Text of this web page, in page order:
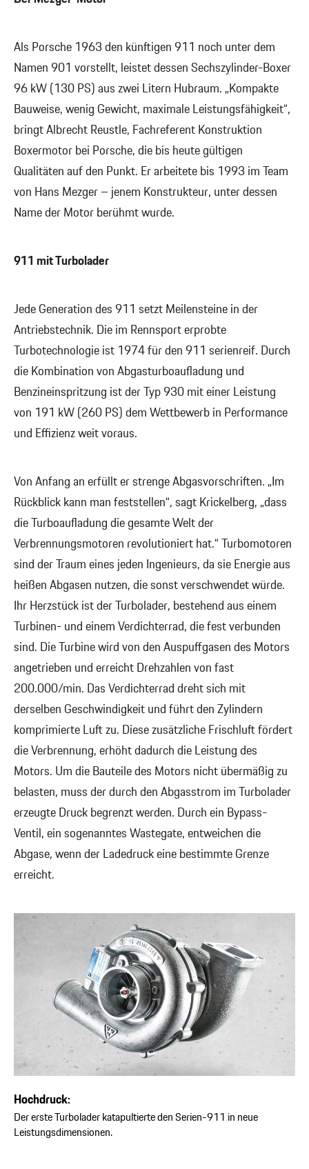
Als Porsche 1963 den künftigen 911 noch unter dem
Namen 901 vorstellt, leistet dessen Sechszylinder-Boxer
96 kW (130 PS) aus zwei Litern Hubraum. „Kompakte
Bauweise, wenig Gewicht, maximale Leistungsfähigkeit“,
bringt Albrecht Reustle, Fachreferent Konstruktion
Boxermotor bei Porsche, die bis heute gültigen
Qualitäten auf den Punkt. Er arbeitete bis 1993 im Team
von Hans Mezger – jenem Konstrukteur, unter dessen
Name der Motor berühmt wurde.
911 mit Turbolader
Jede Generation des 911 setzt Meilensteine in der
Antriebstechnik. Die im Rennsport erprobte
Turbotechnologie ist 1974 für den 911 serienreif. Durch
die Kombination von Abgasturboaufladung und
Benzineinspritzung ist der Typ 930 mit einer Leistung
von 191 kW (260 PS) dem Wettbewerb in Performance
und Effizienz weit voraus.
Von Anfang an erfüllt er strenge Abgasvorschriften. „Im
Rückblick kann man feststellen“, sagt Krickelberg, „dass
die Turboaufladung die gesamte Welt der
Verbrennungsmotoren revolutioniert hat.“ Turbomotoren
sind der Traum eines jeden Ingenieurs, da sie Energie aus
heißen Abgasen nutzen, die sonst verschwendet würde.
Ihr Herzstück ist der Turbolader, bestehend aus einem
Turbinen- und einem Verdichterrad, die fest verbunden
sind. Die Turbine wird von den Auspuffgasen des Motors
angetrieben und erreicht Drehzahlen von fast
200.000/min. Das Verdichterrad dreht sich mit
derselben Geschwindigkeit und führt den Zylindern
komprimierte Luft zu. Diese zusätzliche Frischluft fördert
die Verbrennung, erhöht dadurch die Leistung des
Motors. Um die Bauteile des Motors nicht übermäßig zu
belasten, muss der durch den Abgasstrom im Turbolader
erzeugte Druck begrenzt werden. Durch ein Bypass-
Ventil, ein sogenanntes Wastegate, entweichen die
Abgase, wenn der Ladedruck eine bestimmte Grenze
erreicht.
Hochdruck:
Der erste Turbolader katapultierte den Serien-911 in neue
Leistungsdimensionen.